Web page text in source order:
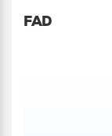
FAD